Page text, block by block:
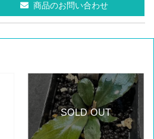
商品のお問い合わせ
SOLD OUT